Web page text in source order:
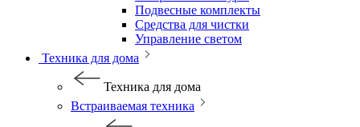
Подвесные комплекты
Средства для чистки
Управление светом
Техника для дома
Техника для дома
Встраиваемая техника